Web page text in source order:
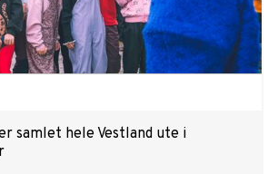
samlet hele Vestland ute i